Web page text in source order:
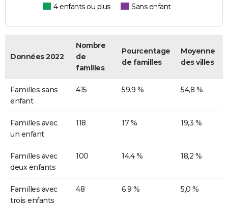
4 enfants ou plus Sans enfant
Données 2022
Nombre
de
familles
Pourcentage
de familles
Moyenne
des villes
Familles sans
enfant
415 59.9 % 54,8 %
Familles avec
un enfant
118 17 % 19,3 %
Familles avec
deux enfants
100 14.4 % 18,2 %
Familles avec
trois enfants
48 6.9 % 5,0 %